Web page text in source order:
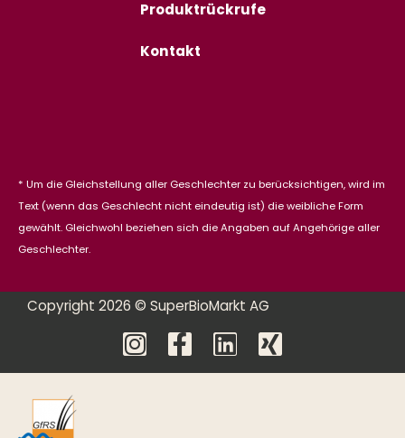
Produktrückrufe
Kontakt
* Um die Gleichstellung aller Geschlechter zu berücksichtigen, wird im
Text (wenn das Geschlecht nicht eindeutig ist) die weibliche Form
gewählt. Gleichwohl beziehen sich die Angaben auf Angehörige aller
Geschlechter.
Copyright 2026 © SuperBioMarkt AG